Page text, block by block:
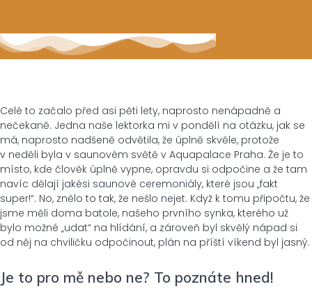
Celé to začalo před asi pěti lety, naprosto nenápadně a
nečekaně. Jedna naše lektorka mi v pondělí na otázku, jak se
má, naprosto nadšeně odvětila, že úplně skvěle, protože
v neděli byla v saunovém světě v Aquapalace Praha. Že je to
místo, kde člověk úplně vypne, opravdu si odpočine a že tam
navíc dělají jakési saunové ceremoniály, které jsou „fakt
super!“. No, znělo to tak, že nešlo nejet. Když k tomu připočtu, že
jsme měli doma batole, našeho prvního synka, kterého už
bylo možné „udat“ na hlídání, a zároveň byl skvělý nápad si
od něj na chviličku odpočinout, plán na příští víkend byl jasný.
Je to pro mě nebo ne? To poznáte hned!